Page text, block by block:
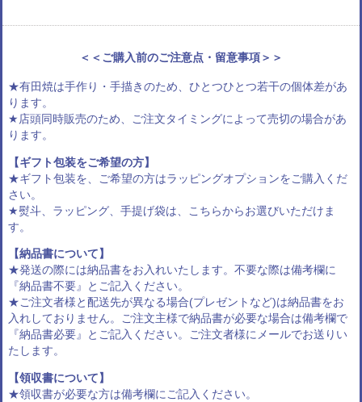
＜＜ご購入前のご注意点・留意事項＞＞
★有田焼は手作り・手描きのため、ひとつひとつ若干の個体差があ
ります。
★店頭同時販売のため、ご注文タイミングによって売切の場合があ
ります。
【ギフト包装をご希望の方】
★ギフト包装を、ご希望の方はラッピングオプションをご購入くだ
さい。
★熨斗、ラッピング、手提げ袋は、
こちらからお選びいただけま
す 。
【納品書について】
★発送の際には納品書をお入れいたします。不要な際は備考欄に
『納品書不要』とご記入ください。
★ご注文者様と配送先が異なる場合(プレゼントなど)は納品書をお
入れしておりません。ご注文主様で納品書が必要な場合は備考欄で
『納品書必要』とご記入ください。ご注文者様にメールでお送りい
たします。
【領収書について】
★領収書が必要な方は備考欄にご記入ください。